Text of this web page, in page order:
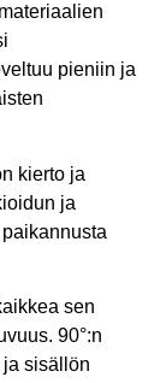
pieniin ja
kierto ja
ja
sen
90°:n
sisällön